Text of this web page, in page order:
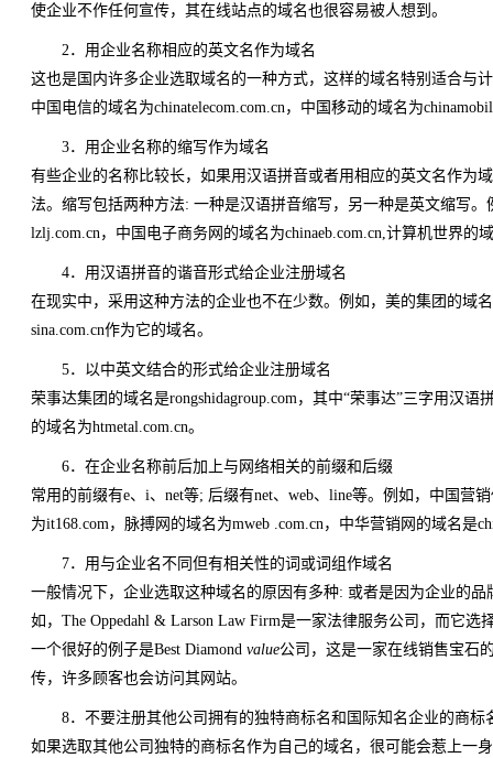
使企业不作任何宣传，其在线站点的域名也很容易被人想到。
2．用企业名称相应的英文名作为域名
这也是国内许多企业选取域名的一种方式，这样的域名特别适合与
中国电信的域名为chinatelecom.com.cn，中国移动的域名为
3．用企业名称的缩写作为域名
有些企业的名称比较长，如果用汉语拼音或者用相应的英文名作为
法。缩写包括两种方法: 一种是汉语拼音缩写，另一种是英文缩写
lzlj.com.cn，中国电子商务网的域名为chinaeb.com.cn,计算机世界的
4．用汉语拼音的谐音形式给企业注册域名
在现实中，采用这种方法的企业也不在少数。例如，美的集团的域
sina.com.cn作为它的域名。
5．以中英文结合的形式给企业注册域名
荣事达集团的域名是rongshidagroup.com，其中“荣事达”三字用汉
的域名为htmetal.com.cn。
6．在企业名称前后加上与网络相关的前缀和后缀
常用的前缀有e、i、net等; 后缀有net、web、line等。例如，中国营
为it168.com，脉搏网的域名为mweb .com.cn，中华营销网的域名是
7．用与企业名不同但有相关性的词或词组作域名
一般情况下，企业选取这种域名的原因有多种: 或者是因为企业的
如，The Oppedahl & Larson Law Firm是一家法律服务公司，而它选
一个很好的例子是Best Diamond value公司，这是一家在线销售宝石
传，许多顾客也会访问其网站。
8．不要注册其他公司拥有的独特商标名和国际知名企业的商标
如果选取其他公司独特的商标名作为自己的域名，很可能会惹上一